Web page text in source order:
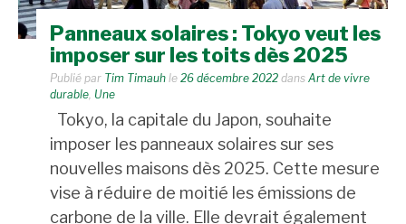
Panneaux solaires : Tokyo veut les
imposer sur les toits dès 2025
Publié par Tim Timauh le 26 décembre 2022 dans Art de vivre
durable Une
Tokyo, la capitale du Japon, souhaite
imposer les panneaux solaires sur ses
nouvelles maisons dès 2025. Cette mesure
vise à réduire de moitié les émissions de
carbone de la ville. Elle devrait également